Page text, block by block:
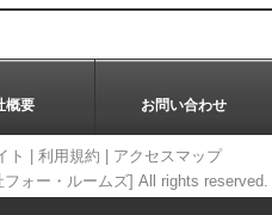
概要 お問い合わせ
ト 利用規約
アクセスマップ
ォー・ルームズ] All rights reserved.